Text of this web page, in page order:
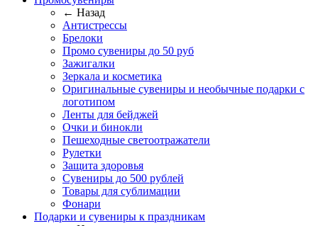
← Назад
Антистрессы
Брелоки
Промо сувениры до 50 руб
Зажигалки
Зеркала и косметика
Оригинальные сувениры и необычные подарки с
логотипом
Ленты для бейджей
Очки и бинокли
Пешеходные светоотражатели
Рулетки
Защита здоровья
Сувениры до 500 рублей
Товары для сублимации
Фонари
Подарки и сувениры к праздникам